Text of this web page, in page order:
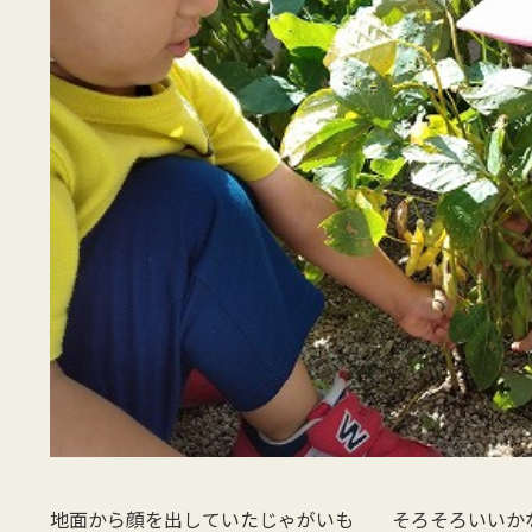
地面から顔を出していたじゃがいも そろそろいいか